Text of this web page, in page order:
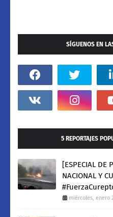
SÍGUENOS EN
5 REPORTAJES
[ESPECIAL DE
NACIONAL Y
miércoles, enero